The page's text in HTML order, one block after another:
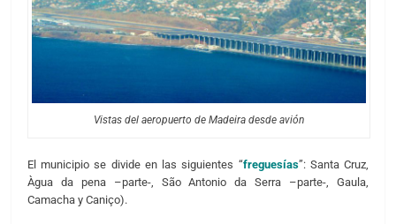
Vistas del aeropuerto de Madeira desde avión
El municipio se divide en las siguientes “freguesías”: Santa Cruz,
Àgua da pena –parte-, São Antonio da Serra –parte-, Gaula,
Camacha y Caniço).